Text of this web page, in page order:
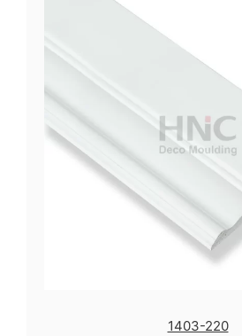
1403-220